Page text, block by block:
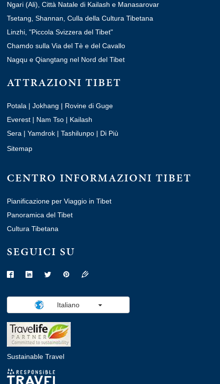
Ngari (Ali), Città Natale di Kailash e Manasarovar
Tsetang, Shannan, Culla della Cultura Tibetana
Linzhi, "Piccola Svizzera del Tibet"
Chamdo sulla Via del Tè e del Cavallo
Nagqu e Qiangtang nel Nord del Tibet
ATTRAZIONI TIBET
Potala | Jokhang | Rovine di Guge
Everest | Nam Tso | Kailash
Sera | Yamdrok | Tashilunpo | Di Più
Sitemap
CENTRO INFORMAZIONI TIBET
Pianificazione per Viaggio in Tibet
Panoramica del Tibet
Cultura Tibetana
SEGUICI SU
Italiano
Sustainable Travel